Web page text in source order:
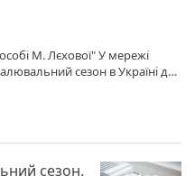
Лєхової" У мережі
сезон в Україні для
зазначили,
"Умови ПСО
сезон.